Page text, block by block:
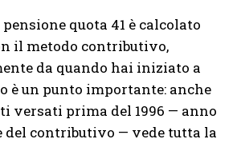
pensione quota 41 è calcolato
il metodo contributivo,
da quando hai iniziato a
è un punto importante: anche
versati prima del 1996 — anno
contributivo — vede tutta la